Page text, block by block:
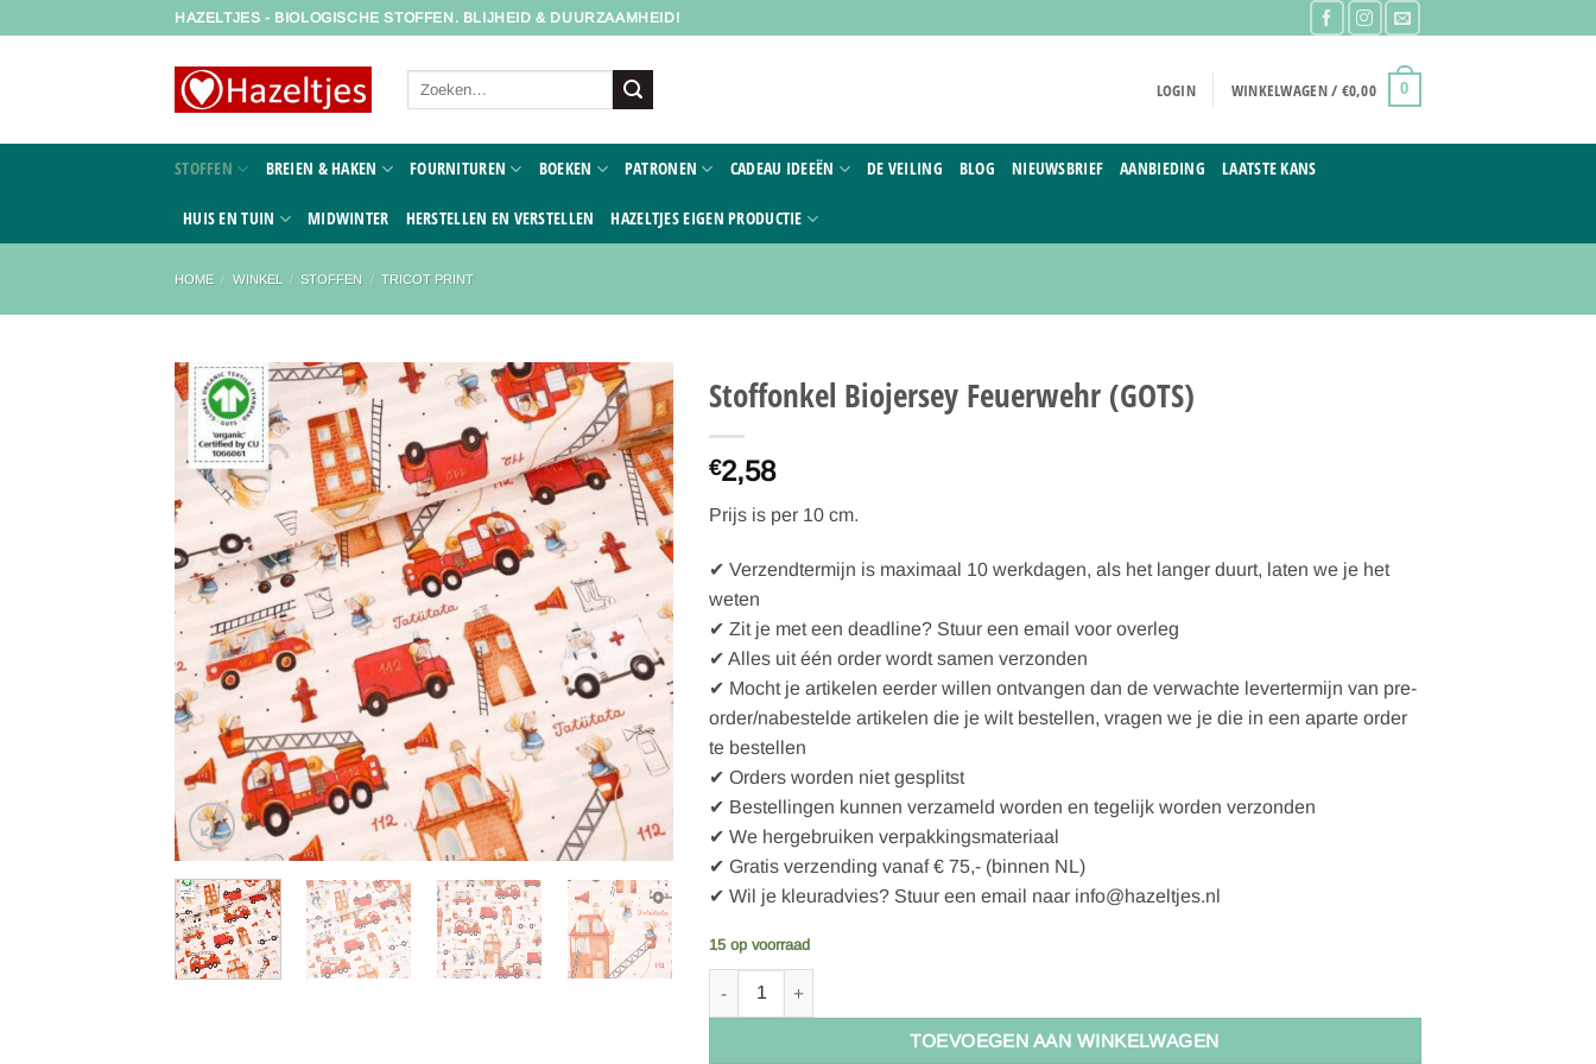
HAZELTJES - BIOLOGISCHE STOFFEN. BLIJHEID & DUURZAAMHEID!
Zoeken
LOGIN WINKELWAGEN / €0,00 0
STOFFEN BREIEN & HAKEN FOURNITUREN BOEKEN PATRONEN CADEAU IDEEËN DE VEILING BLOG NIEUWSBRIEF AANBIEDING LAATSTE KANS
HUIS EN TUIN MIDWINTER HERSTELLEN EN VERSTELLEN HAZELTJES EIGEN PRODUCTIE
HOME / WINKEL / STOFFEN / TRICOT PRINT
Toevoegen
aan
verlanglijst
Stoffonkel Biojersey Feuerwehr (GOTS)
€2,58
Prijs is per 10 cm.
✔ Verzendtermijn is maximaal 10 werkdagen, als het langer duurt, laten we je het
weten
✔ Zit je met een deadline? Stuur een email voor overleg
✔ Alles uit één order wordt samen verzonden
✔ Mocht je artikelen eerder willen ontvangen dan de verwachte levertermijn van pre-
order/nabestelde artikelen die je wilt bestellen, vragen we je die in een aparte order
te bestellen
✔ Orders worden niet gesplitst
✔ Bestellingen kunnen verzameld worden en tegelijk worden verzonden
✔ We hergebruiken verpakkingsmateriaal
✔ Gratis verzending vanaf € 75,- (binnen NL)
✔ Wil je kleuradvies? Stuur een email naar info@hazeltjes.nl
15 op voorraad
Stoffonkel Biojersey Feuerwehr (GOTS) aantal
TOEVOEGEN AAN WINKELWAGEN